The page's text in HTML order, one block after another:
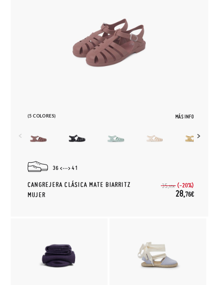
(5 COLORES) MÁS INFO
36 41
CANGREJERA CLÁSICA MATE BIARRITZ
MUJER
35,95€ (-20%)
28,76€